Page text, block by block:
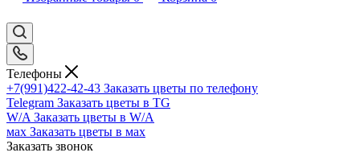
Телефоны
+7(991)422-42-43 Заказать цветы по телефону
Telegram Заказать цветы в TG
W/A Заказать цветы в W/A
мах Заказать цветы в мах
Заказать звонок